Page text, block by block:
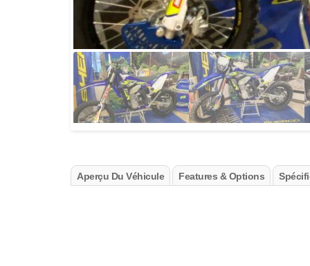
Aperçu Du Véhicule Features & Options